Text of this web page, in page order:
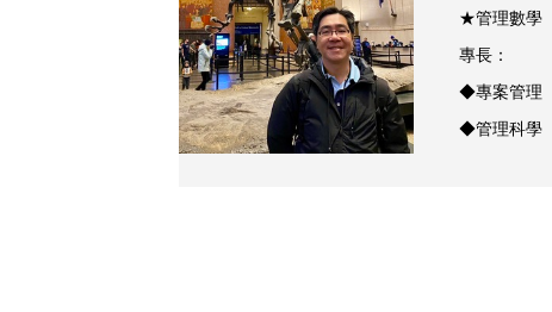
★管理數學
專長：
◆專案管理
◆管理科學